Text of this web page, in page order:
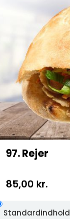
97. Rejer
85,00 kr.
Standardindhold